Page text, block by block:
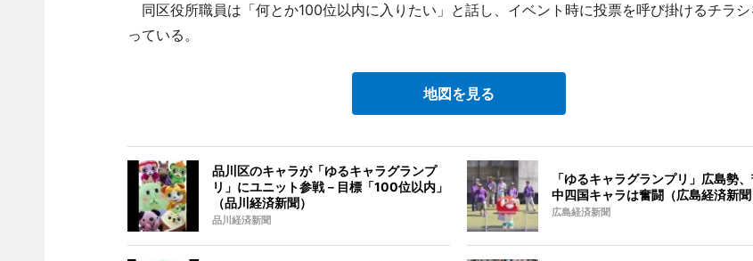
同区役所職員は「何とか100位以内に入りたい」と話し、イベント時に投票を呼び掛けるチラ
っている。
地図を見る
品川区のキャラが「ゆるキャラグランプ
リ」にユニット参戦－目標「100位以内」
（品川経済新聞）
品川経済新聞
「ゆるキャラグランプリ」広島勢
中四国キャラは奮闘（広島経済新聞
広島経済新聞